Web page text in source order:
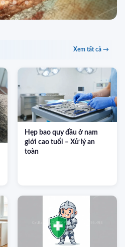
Xem tất cả →
Hẹp bao quy đầu ở nam
giới cao tuổi – Xử lý an
toàn